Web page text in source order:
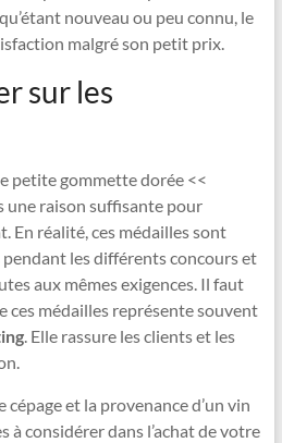
nouveau ou peu connu, le
malgré son petit prix.
sur les
petite gommette dorée <<
une raison suffisante pour
En réalité, ces médailles sont
les différents concours et
aux mêmes exigences. Il faut
ces médailles représente souvent
. Elle rassure les clients et les
cépage et la provenance d’un vin
considérer dans l’achat de votre